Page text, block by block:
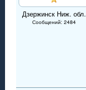
Дзержинск Ниж. обл.
Сообщений: 2484